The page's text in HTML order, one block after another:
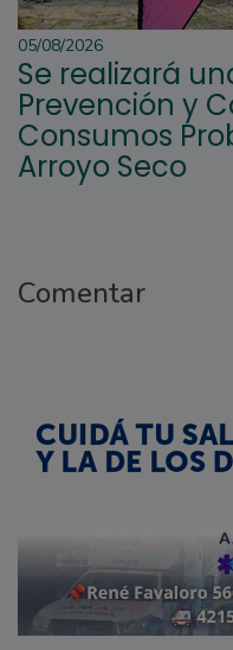
05/08/2026
Se realizará
Prevención y
Consumos
Arroyo Seco
Comentar